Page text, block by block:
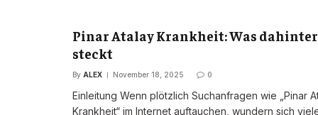
Pinar Atalay Krankheit: Was dahinter
steckt
By ALEX November 18, 2025 0
Einleitung Wenn plötzlich Suchanfragen wie „Pinar
Krankheit“ im Internet auftauchen, wundern sich